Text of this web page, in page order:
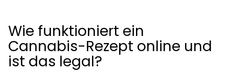
Wie funktioniert ein
Cannabis-Rezept online und
ist das legal?